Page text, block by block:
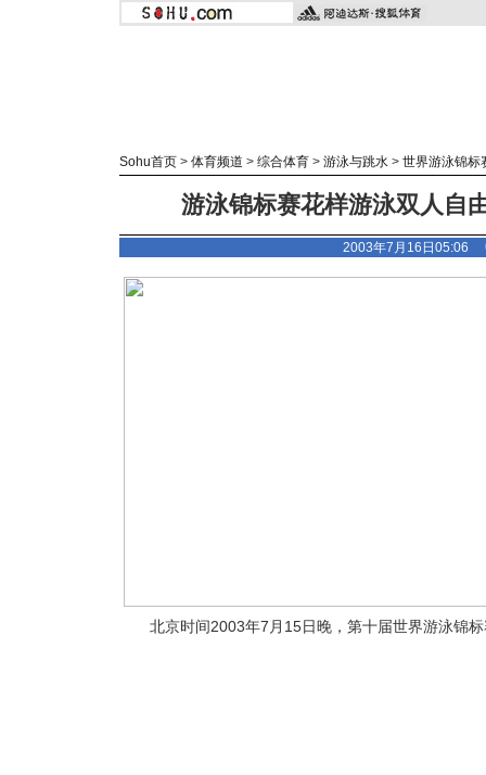
Sohu首页 > 体育频道 > 综合体育 > 游泳与跳水 > 世界游泳锦标
游泳锦标赛花样游泳双人自
2003年7月16日05:06
北京时间2003年7月15日晚，第十届世界游泳锦标